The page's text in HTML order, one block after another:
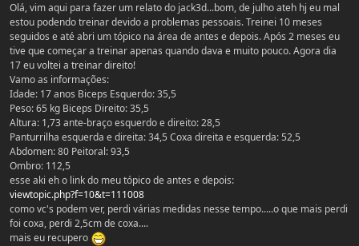
Olá, vim aqui para fazer um relato do jack3d...bom, de julho ateh hj eu mal
estou podendo treinar devido a problemas pessoais. Treinei 10 meses
seguidos e até abri um tópico na área de antes e depois. Após 2 meses eu
tive que começar a treinar apenas quando dava e muito pouco. Agora dia
17 eu voltei a treinar direito!
Vamo as informações:
Idade: 17 anos Biceps Esquerdo: 35,5
Peso: 65 kg Biceps Direito: 35,5
Altura: 1,73 ante-braço esquerdo e direito: 28,5
Panturrilha esquerda e direita: 34,5 Coxa direita e esquerda: 52,5
Abdomen: 80 Peitoral: 93,5
Ombro: 112,5
esse aki eh o link do meu tópico de antes e depois:
viewtopic.php?f=10&t=111008
como vc's podem ver, perdi várias medidas nesse tempo.....o que mais perdi
foi coxa, perdi 2,5cm de coxa....
mais eu recupero